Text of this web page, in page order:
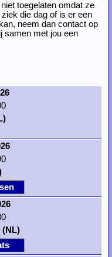
toegelaten omdat ze
die dag of is er een
neem dan contact op
samen met jou een
(NL)